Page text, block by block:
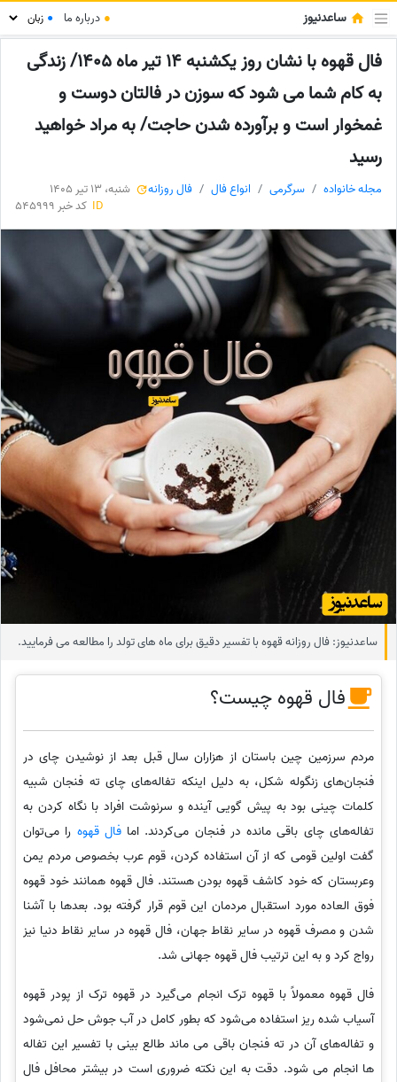
ساعدنیوز ● درباره ما ●
فال قهوه با نشان روز یکشنبه 14 تیر ماه 1405/ زندگی
به کام شما می شود که سوزن در فالتان دوست و
غمخوار است و برآورده شدن حاجت/ به مراد خواهید
رسید
مجله خانواده سرگرمی انواع فال فال روزانه
شنبه، 13 تیر 1405
ID کد خبر 545999
ساعدنیوز: فال روزانه قهوه با تفسیر دقیق برای ماه های تولد را مطالعه می فرمایید.
فال قهوه چیست؟
مردم سرزمین چین باستان از هزاران سال قبل بعد از نوشیدن چای در
فنجان‌های زنگوله شکل، به دلیل اینکه تفاله‌های چای ته فنجان شبیه
کلمات چینی بود به پیش گویی آینده و سرنوشت افراد با نگاه کردن به
تفاله‌های چای باقی مانده در فنجان می‌کردند. امافال قهوه را می‌توان
گفت اولین قومی که از آن استفاده کردن، قوم عرب بخصوص مردم یمن
وعربستان که خود کاشف قهوه بودن هستند. فال قهوه همانند خود قهوه
فوق العاده مورد استقبال مردمان این قوم قرار گرفته بود. بعدها با آشنا
شدن و مصرف قهوه در سایر نقاط جهان، فال قهوه در سایر نقاط دنیا نیز
رواج کرد و به این ترتیب فال قهوه جهانی شد.
فال قهوه معمولاً با قهوه ترک انجام می‌گیرد در قهوه ترک از پودر قهوه
آسیاب شده ریز استفاده می‌شود که بطور کامل در آب جوش حل نمی‌شود
و تفاله‌های آن در ته فنجان باقی می ماند طالع بینی با تفسیر این تفاله
ها انجام می شود. دقت به این نکته ضروری است در بیشتر محافل فال